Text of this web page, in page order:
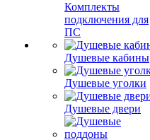
Комплекты
подключения для
ПС
Душевые кабины
Душевые уголки
Душевые двери